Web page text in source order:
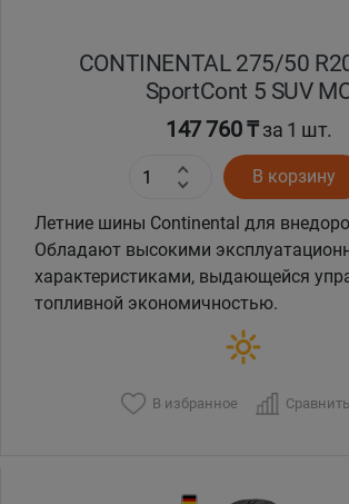
CONTINENTAL 275/50
SportCont 5 SUV
147 760 ₸за 1 шт.
В корзину
Летние шины Continental для
Обладают высокими
характеристиками, выдающейся
топливной экономичностью.
В избранное Сравнить